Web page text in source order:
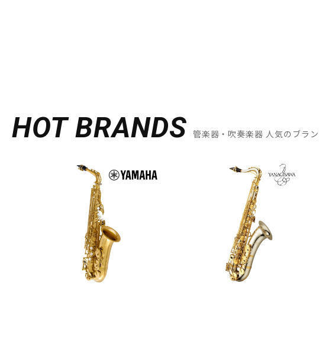
HOT BRANDS 管楽器・吹奏楽器 人気のブラ